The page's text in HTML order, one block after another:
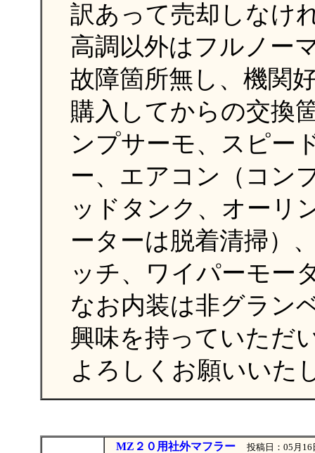
訳あって売却しなけ
高調以外はフルノー
故障箇所無し、機関
購入してからの交換
ンプサーモ、スピー
ー、エアコン（コン
ッドタンク、オーリ
ーターは脱着清掃）
ッチ、ワイパーモー
なお内装は非グラン
興味を持っていただ
よろしくお願いいた
MZ２０用社外マフラー 投稿日：05月16